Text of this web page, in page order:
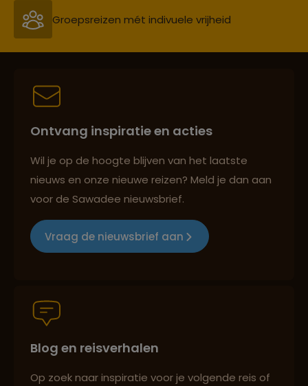
Groepsreizen mét indivuele vrijheid
Persoonlijk en deskundig reisadvies
Reizen met oog voor mens, cultuur en milieu
Persoonlijk en deskundig reisadvies
Ontvang inspiratie en acties
Wil je op de hoogte blijven van het laatste
nieuws en onze nieuwe reizen? Meld je dan aan
voor de Sawadee nieuwsbrief.
Vraag de nieuwsbrief aan
Blog en reisverhalen
Op zoek naar inspiratie voor je volgende reis of